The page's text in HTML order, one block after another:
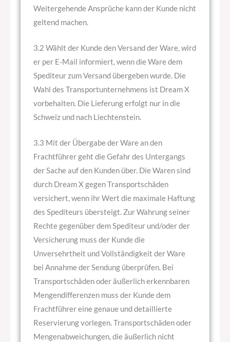
Weitergehende Ansprüche kann der Kunde nicht
geltend machen.
3.2 Wählt der Kunde den Versand der Ware, wird
er per E-Mail informiert, wenn die Ware dem
Spediteur zum Versand übergeben wurde. Die
Wahl des Transportunternehmens ist Dream X
vorbehalten. Die Lieferung erfolgt nur in die
Schweiz und nach Liechtenstein.
3.3 Mit der Übergabe der Ware an den
Frachtführer geht die Gefahr des Untergangs
der Sache auf den Kunden über. Die Waren sind
durch Dream X gegen Transportschäden
versichert, wenn ihr Wert die maximale Haftung
des Spediteurs übersteigt. Zur Wahrung seiner
Rechte gegenüber dem Spediteur und/oder der
Versicherung muss der Kunde die
Unversehrtheit und Vollständigkeit der Ware
bei Annahme der Sendung überprüfen. Bei
Transportschäden oder äußerlich erkennbaren
Mengendifferenzen muss der Kunde dem
Frachtführer eine genaue und detaillierte
Reservierung vorlegen. Transportschäden oder
Mengenabweichungen, die äußerlich nicht